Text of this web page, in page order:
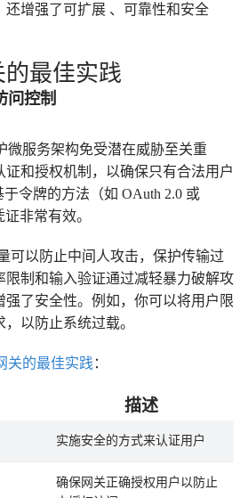
还增强了可扩展 、可靠性和安全
最佳实践
问控制
微服务架构免受潜在威胁至关重
和授权机制，以确保只有合法用户
令牌的方法（如 OAuth 2.0 或
非常有效。
可以防止中间人攻击，保护传输过
限制和输入验证通过减轻暴力破解攻
强了安全性。例如，你可以将用户限
以防止系统过载。
关的最佳实践 ：
描述
实施安全的方式来认证用户
确保网关正确授权用户以防止